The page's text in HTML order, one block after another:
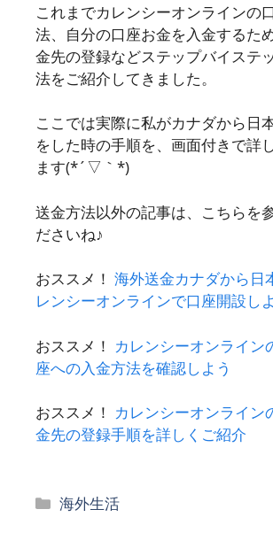
これまでカレンシーオンラインの
法、自分の口座お金を入金するた
金先の登録などステップバイステ
法をご紹介してきました。
ここでは実際に私がカナダから日
をした時の手順を、画面付きで詳
ます(*´▽｀*)
送金方法以外の記事は、こちらを
ださいね♪
おススメ！ 海外送金カナダから日
レンシーオンラインで口座開設し
おススメ！ カレンシーオンライン
座への入金方法を確認しよう
おススメ！ カレンシーオンライ
金先の登録手順を詳しくご紹介
カ
海外生活